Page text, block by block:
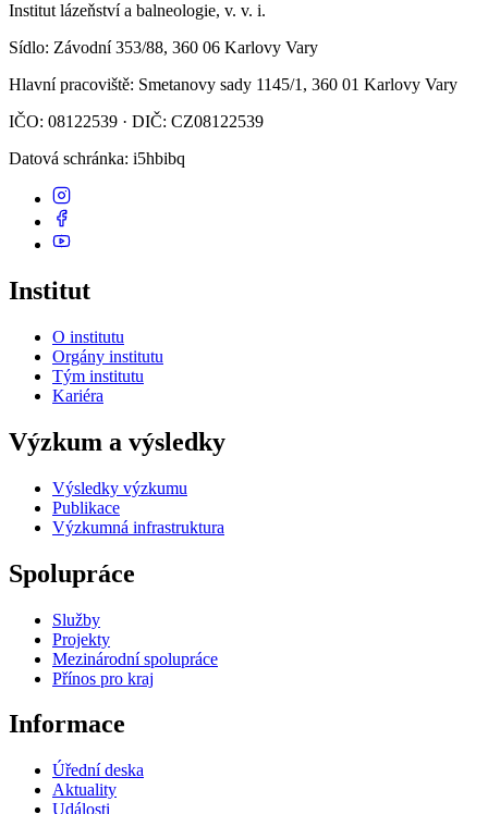
Institut lázeňství a balneologie, v. v. i.
Sídlo: Závodní 353/88, 360 06 Karlovy Vary
Hlavní pracoviště: Smetanovy sady 1145/1, 360 01 Karlovy Vary
IČO: 08122539 · DIČ: CZ08122539
Datová schránka: i5hbibq
Institut
O institutu
Orgány institutu
Tým institutu
Kariéra
Výzkum a výsledky
Výsledky výzkumu
Publikace
Výzkumná infrastruktura
Spolupráce
Služby
Projekty
Mezinárodní spolupráce
Přínos pro kraj
Informace
Úřední deska
Aktuality
Události